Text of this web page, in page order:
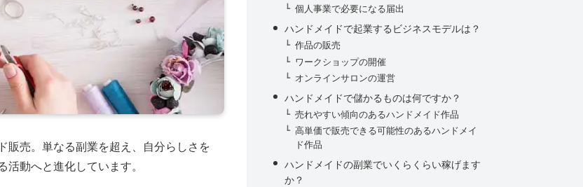
販売。単なる副業を超え、自分らしさを
動へと進化しています。
個人事業で必要になる届出
ハンドメイドで起業するビジネスモデルは？
作品の販売
ワークショップの開催
オンラインサロンの運営
ハンドメイドで儲かるものは何ですか？
売れやすい傾向のあるハンドメイド作品
高単価で販売できる可能性のあるハンドメイ
ド作品
ハンドメイドの副業でいくらくらい稼げます
か？